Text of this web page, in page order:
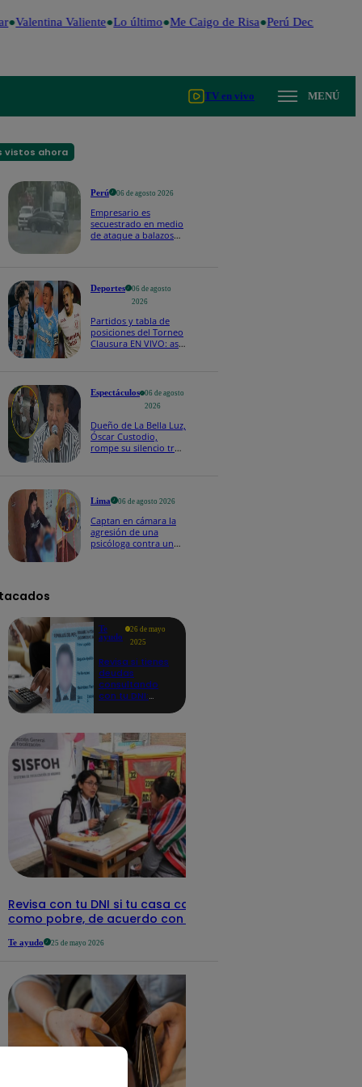
Valentina Valiente Lo último Me Caigo de Risa Perú Decide 2026
TV en vivo MENÚ
vistos ahora
Perú 06 de agosto 2026
Empresario es
secuestrado en medio
de ataque a balazos
Deportes
06 de agosto
2026
Partidos y tabla de
posiciones del Torneo
Clausura EN VIVO: así
Espectáculos
06 de agosto
2026
Dueño de La Bella Luz,
Óscar Custodio,
rompe su silencio tras
Lima 06 de agosto 2026
Captan en cámara la
agresión de una
psicóloga contra un
Te
ayudo
26 de mayo
2025
Revisa si tienes
deudas
consultando
con tu DNI:
Revisa con tu DNI si tu casa califica
como pobre, de acuerdo con el Sisfoh
Te ayudo 25 de mayo 2026